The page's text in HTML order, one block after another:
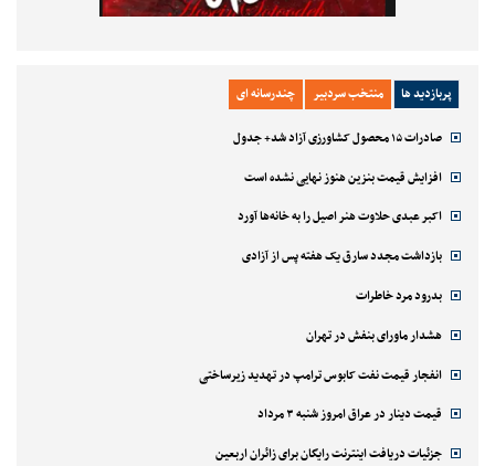
پربازدید ها منتخب سردبیر چندرسانه ای
صادرات ۱۵ محصول کشاورزی آزاد شد+ جدول
افزایش قیمت بنزین هنوز نهایی نشده است
اکبر عبدی حلاوت هنر اصیل را به خانه‌ها آورد
بازداشت مجدد سارق یک هفته پس از آزادی
بدرود مرد خاطرات
هشدار ماورای بنفش در تهران
انفجار قیمت نفت کابوس ترامپ در تهدید زیرساختی
قیمت دینار در عراق امروز شنبه ۳ مرداد
جزئیات دریافت اینترنت رایگان برای زائران اربعین